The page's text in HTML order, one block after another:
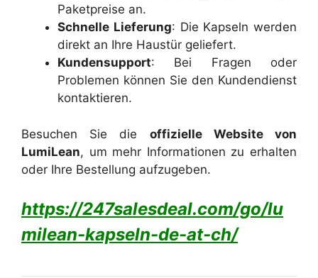
Paketpreise an.
Schnelle Lieferung: Die Kapseln werden
direkt an Ihre Haustür geliefert.
Kundensupport: Bei Fragen oder
Problemen können Sie den Kundendienst
kontaktieren.
Besuchen Sie die offizielle Website von
LumiLean, um mehr Informationen zu erhalten
oder Ihre Bestellung aufzugeben.
https://247salesdeal.com/go/lu
milean-kapseln-de-at-ch/